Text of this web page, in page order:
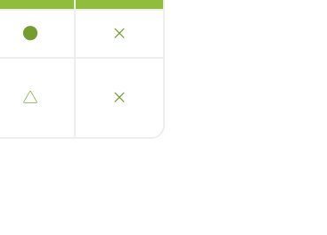
● ×
△ ×